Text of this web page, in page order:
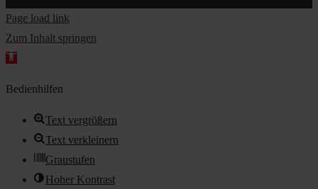
Page load link
Zum Inhalt springen
Werkzeugleiste
Bedienhilfen
Text vergrößern
Text verkleinern
Graustufen
Hoher Kontrast